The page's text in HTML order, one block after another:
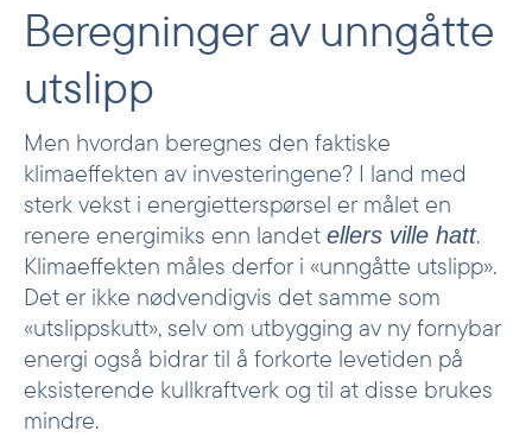
Beregninger av unngåtte
utslipp
Men hvordan beregnes den faktiske
klimaeffekten av investeringene? I land med
sterk vekst i energietterspørsel er målet en
renere energimiks enn landet ellers ville hatt.
Klimaeffekten måles derfor i «unngåtte utslipp».
Det er ikke nødvendigvis det samme som
«utslippskutt», selv om utbygging av ny fornybar
energi også bidrar til å forkorte levetiden på
eksisterende kullkraftverk og til at disse brukes
mindre.